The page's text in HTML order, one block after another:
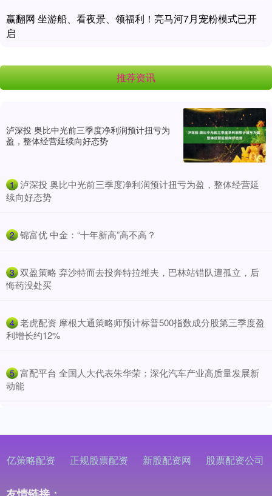
赢翻网 坐游船、看夜景、领福利！亮马河7月宠粉模式已开
启
推荐资讯
泸深投 奥比中光前三季度净利润预计扭亏为
盈，整体经营延续向好态势
1 ​泸深投 奥比中光前三季度净利润预计扭亏为盈，整体经营延
续向好态势
2 ​锦富优 中金：“十年新高”高不高？
3 ​双盈策略 弃沙特而去投奔特拉维夫，巴林站错队遭孤立，后
悔药没处买
4 ​老虎配资 摩根大通策略师预计标普500指数成分股第三季度盈
利增长约12%
5 ​富配平台 全国人大代表朱华荣：深化汽车产业高质量发展新
动能
亿策略配资 正规股票配资 新股配资网 股票配资公司